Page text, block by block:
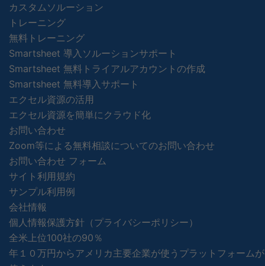
カスタムソルーション
トレーニング
無料トレーニング
Smartsheet 導入ソルーションサポート
Smartsheet 無料トライアルアカウントの作成
Smartsheet 無料導入サポート
エクセル資源の活用
エクセル資源を簡単にクラウド化
お問い合わせ
Zoom等による無料相談についてのお問い合わせ
お問い合わせ フォーム
サイト利用規約
サンプル利用例
会社情報
個人情報保護方針（プライバシーポリシー）
全米上位100社の90％
年１０万円からアメリカ主要企業が使うプラットフォームが